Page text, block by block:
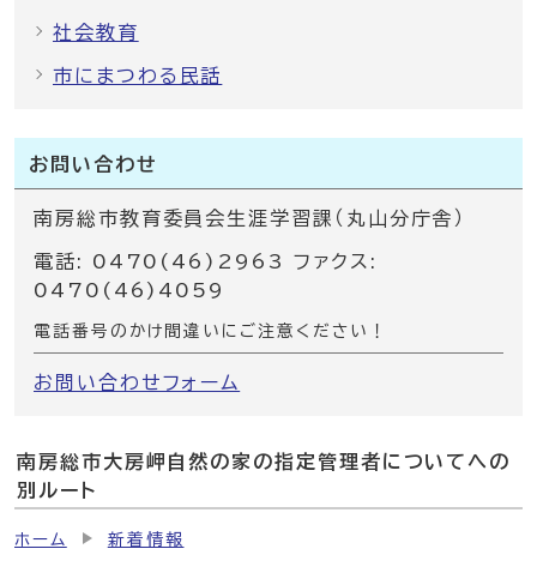
社会教育
市にまつわる民話
お問い合わせ
南房総市教育委員会生涯学習課（丸山分庁舎）
電話: 0470(46)2963 ファクス:
0470(46)4059
電話番号のかけ間違いにご注意ください！
お問い合わせフォーム
南房総市大房岬自然の家の指定管理者についてへの
別ルート
ホーム 新着情報